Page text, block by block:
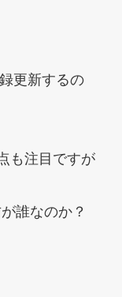
更新するの
も注目ですが
誰なのか？